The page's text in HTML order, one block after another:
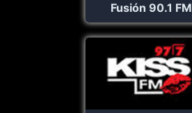
Fusión 90.1 FM